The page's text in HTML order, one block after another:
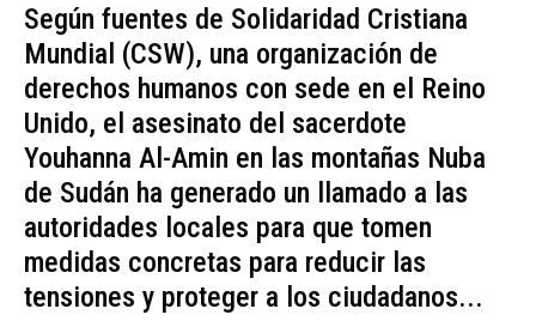
Según fuentes de Solidaridad Cristiana
Mundial (CSW), una organización de
derechos humanos con sede en el Reino
Unido, el asesinato del sacerdote
Youhanna Al-Amin en las montañas Nuba
de Sudán ha generado un llamado a las
autoridades locales para que tomen
medidas concretas para reducir las
tensiones y proteger a los ciudadanos...